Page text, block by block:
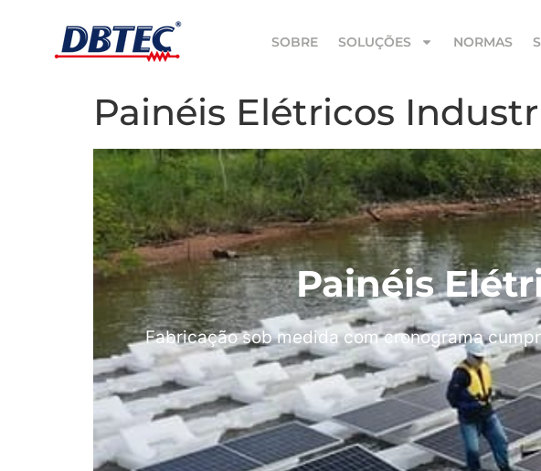
SOBRE SOLUÇÕES NORMAS
Painéis Elétricos
Painéis
Fabricação sob medida com cronograma